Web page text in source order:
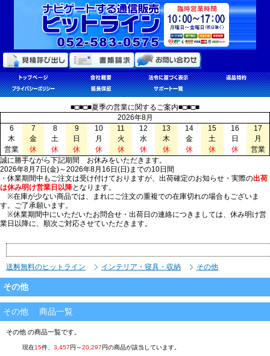
■□■□■夏季の営業に関するご案内■□■□■
2026年8月
6
7 8 9 10 11 12 13 14 15 16
17
木
金 土 日 月 火 水 木 金 土 日
月
営業
休 休 休 休 休 休 休 休 休 休
営業
誠に勝手ながら下記期間 お休みをいただきます。
2026年8月7日(金)～2026年8月16日(日)までの10日間
・休業期間中もご注文は受け付けておりますが、出荷確定のお知らせ・実際の出荷
は休み明け営業日以降となります。
※在庫が少ない商品では、まれにご注文の重複での在庫切れの場合もございま
す。ご了承願います。
※休業期間中にいただいたお問合せ・出荷日の連絡につきましては、休み明け営
業日以降に、順次ご対応させていただきます。
送料無料のヒットライン インテリア・寝具・収納 その他
その他
その他 商品一覧
その他 の商品一覧です。
現在15件、 3,457円～20,297円の商品が該当しています。